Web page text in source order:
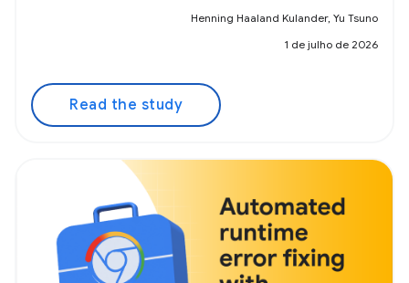
Henning Haaland Kulander, Yu Tsuno
1 de julho de 2026
Read the study